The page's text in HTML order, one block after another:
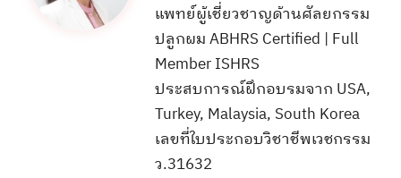
แพทย์ผู้เชี่ยวชาญด้านศัลยกรรม
ปลูกผม ABHRS Certified | Full
Member ISHRS
ประสบการณ์ฝึกอบรมจาก USA,
Turkey, Malaysia, South Korea
เลขที่ใบประกอบวิชาชีพเวชกรรม
ว.31632